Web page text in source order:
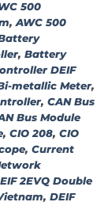
500
,AWC 500
, Battery
DEIF
metallic Meter,
, CAN Bus
Bus Module
, CIO 208, CIO
, Current
2EVQ Double
, DEIF